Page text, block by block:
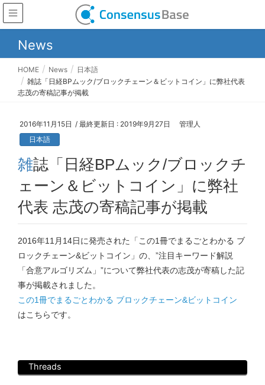
News
HOME News
日本語
雑誌「日経BPムック/ブロックチェーン＆ビットコイン」に弊社代表
志茂の寄稿記事が掲載
2016年11月15日 / 最終更新日 : 2019年9月27日
管理人
日本語
雑誌「日経BPムック/ブロックチ
ェーン＆ビットコイン」に弊社
代表 志茂の寄稿記事が掲載
2016年11月14日に発売された「この1冊でまるごとわかる ブ
ロックチェーン&ビットコイン」の、”注目キーワード解説
「合意アルゴリズム」”について弊社代表の志茂が寄稿した記
事が掲載されました。
この1冊でまるごとわかる ブロックチェーン&ビットコイン
はこちらです。
Threads